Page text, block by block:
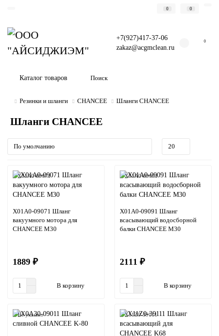
0 0
+7(927)417-37-06
zakaz@acgmclean.ru
0
Каталог товаров
Резинки и шланги CHANCEE Шланги CHANCEE
Шланги CHANCEE
X01A0-09071
X01A0-09071 Шланг
вакуумного мотора для
CHANCEE M30
1889 ₽
В корзину
X01A0-09091
X01A0-09091 Шланг
всасывающий водосборной
балки CHANCEE M30
2111 ₽
В корзину
Не указано X11Z0-39111